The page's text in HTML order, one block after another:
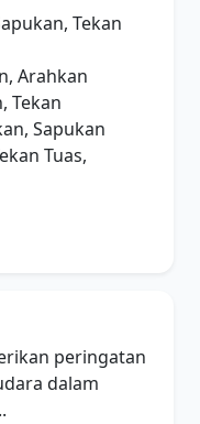
Tekan
Arahkan
Tekan
Sapukan
Tuas,
peringatan
dalam